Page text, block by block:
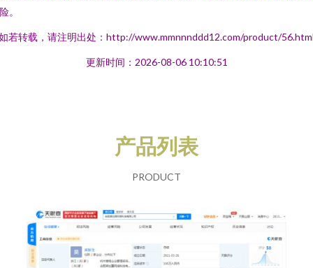
。
若转载，请注明出处：http://www.mmnnnddd12.com/product/
更新时间：2026-08-06 10:10:51
产品列表
PRODUCT